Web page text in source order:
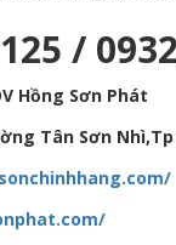
/
Hồng Sơn Phát
Tân Sơn Nhì,Tp